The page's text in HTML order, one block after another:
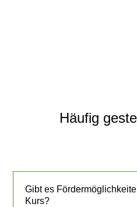
Häufig
Gibt es
Kurs?